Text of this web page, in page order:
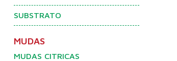
SUBSTRATO
MUDAS
MUDAS CITRICAS